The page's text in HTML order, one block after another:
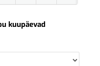
kuupäevad